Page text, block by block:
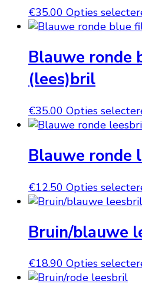
€35.00 Opties
Blauwe ronde
(lees)bril
€35.00 Opties
Blauwe ronde
€12.50 Opties
Bruin/blauwe
€18.90 Opties